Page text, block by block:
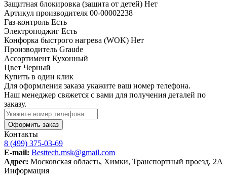
Защитная блокировка (защита от детей) Нет
Артикул производителя 00-00002238
Газ-контроль Есть
Электроподжиг Есть
Конфорка быстрого нагрева (WOK) Нет
Производитель Graude
Ассортимент Кухонный
Цвет Черный
Купить в один клик
Для оформления заказа укажите ваш номер телефона.
Наш менеджер свяжется с вами для получения деталей по
заказу.
Оформить заказ
Контакты
8 (499) 375-03-69
E-mail: Besttech.msk@gmail.com
Адрес: Московская область, Химки, Транспортный проезд, 2А
Информация